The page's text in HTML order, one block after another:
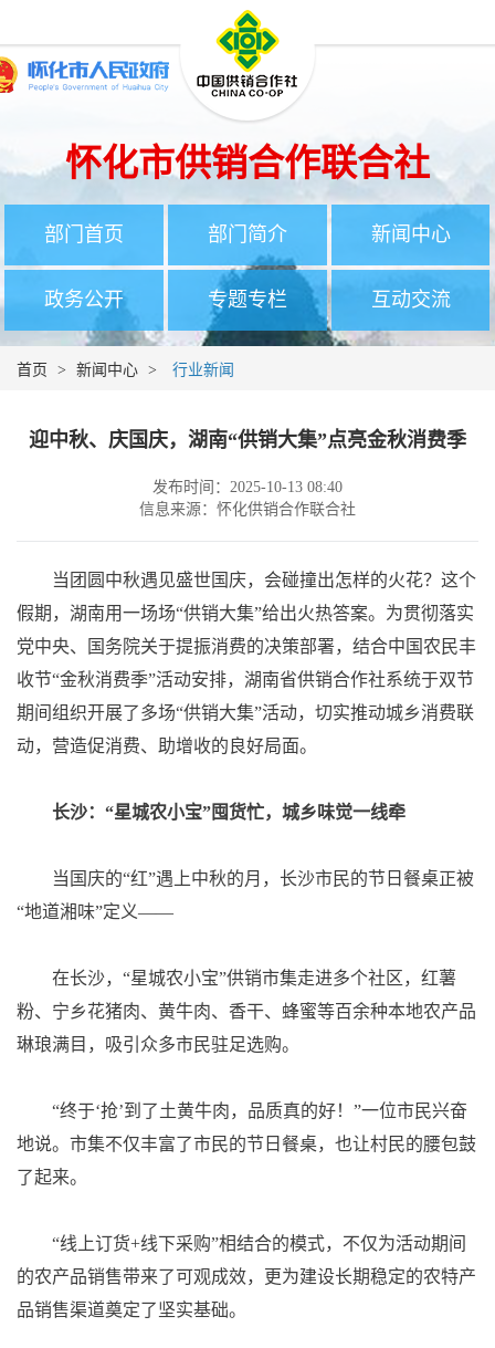
怀化市供销合作联合社
部门首页 部门简介 新闻中心
政务公开 专题专栏 互动交流
首页 > 新闻中心 > 行业新闻
迎中秋、庆国庆，湖南“供销大集”点亮金秋消费季
发布时间：2025-10-13 08:40
信息来源：怀化供销合作联合社
当团圆中秋遇见盛世国庆，会碰撞出怎样的火花？这个
假期，湖南用一场场“供销大集”给出火热答案。为贯彻落实
党中央、国务院关于提振消费的决策部署，结合中国农民丰
收节“金秋消费季”活动安排，湖南省供销合作社系统于双节
期间组织开展了多场“供销大集”活动，切实推动城乡消费联
动，营造促消费、助增收的良好局面。
长沙：“星城农小宝”囤货忙，城乡味觉一线牵
当国庆的“红”遇上中秋的月，长沙市民的节日餐桌正被
“地道湘味”定义——
在长沙，“星城农小宝”供销市集走进多个社区，红薯
粉、宁乡花猪肉、黄牛肉、香干、蜂蜜等百余种本地农产品
琳琅满目，吸引众多市民驻足选购。
“终于‘抢’到了土黄牛肉，品质真的好！”一位市民兴奋
地说。市集不仅丰富了市民的节日餐桌，也让村民的腰包鼓
了起来。
“线上订货+线下采购”相结合的模式，不仅为活动期间
的农产品销售带来了可观成效，更为建设长期稳定的农特产
品销售渠道奠定了坚实基础。